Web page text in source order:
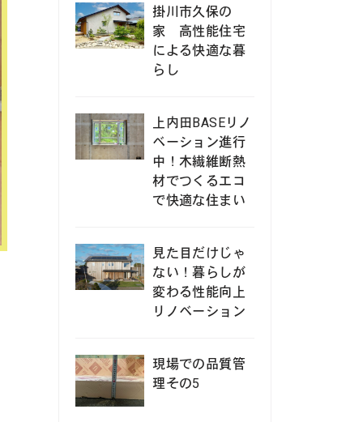
掛川市久保の
家 高性能住宅
による快適な暮
らし
上内田BASEリノ
ベーション進行
中！木繊維断熱
材でつくるエコ
で快適な住まい
見た目だけじゃ
ない！暮らしが
変わる性能向上
リノベーション
現場での品質管
理その5